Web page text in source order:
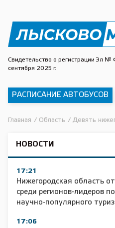
Свидетельство о регистрации Эл
сентября 2025 г.
РАСПИСАНИЕ АВТОБУСОВ
Главная / Область / Девять
НОВОСТИ
17:21
Нижегородская область
среди регионов-лидеров
научно-популярного
17:06